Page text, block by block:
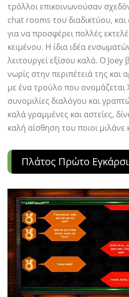
τρόλλοι επικοινωνούσαν
chat rooms του διαδικτύου,
για να προσφέρει πολλές
κειμένου. Η ίδια ιδέα
λειτουργεί εξίσου καλά. Ο Joey
νωρίς στην περιπέτειά της και
με ένα τρούλο που
συνομιλίες διαλόγου και
καλά γραμμένες και αστείες,
καλή αίσθηση του ποιοι μιλάνε
Πλάτος Πρώτο